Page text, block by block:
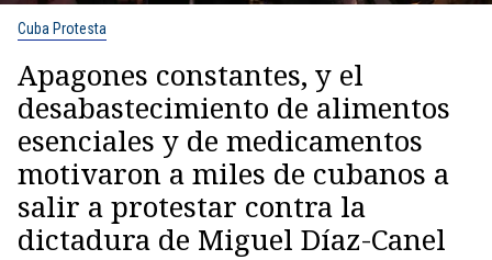
Cuba Protesta
Apagones constantes, y el
desabastecimiento de alimentos
esenciales y de medicamentos
motivaron a miles de cubanos a
salir a protestar contra la
dictadura de Miguel Díaz-Canel